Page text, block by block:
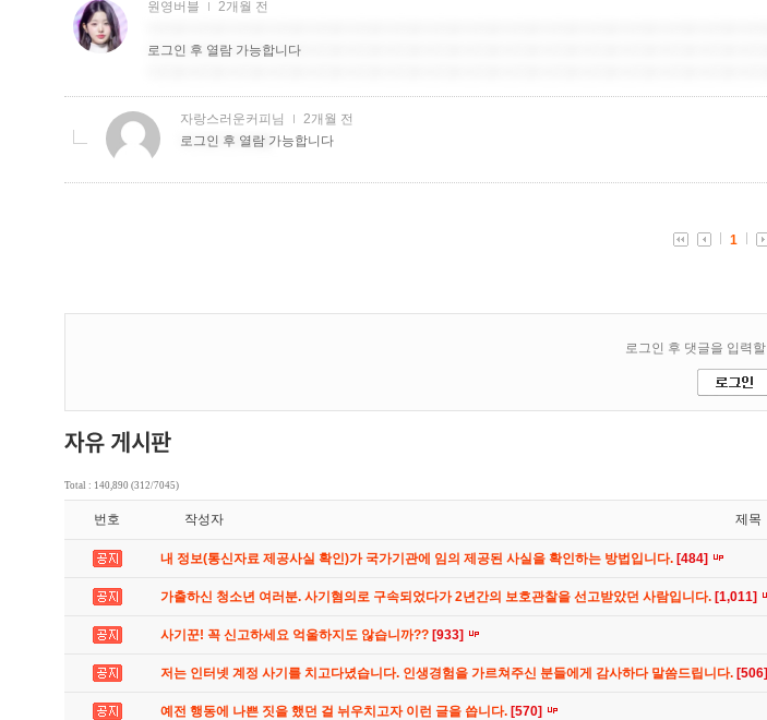
Total : 140,890 (312/7045)
번호 작성자 제목
내 정보(통신자료 제공사실 확인)가 국가기관에 임의 제공된 사실을 확인하는 방법입니다. [484]
가출하신 청소년 여러분. 사기혐의로 구속되었다가 2년간의 보호관찰을 선고받았던 사람입니다. [1,011]
사기꾼! 꼭 신고하세요 억울하지도 않습니까?? [933]
저는 인터넷 계정 사기를 치고다녔습니다. 인생경험을 가르쳐주신 분들에게 감사하다 말씀드립니다. [506]
예전 행동에 나쁜 짓을 했던 걸 뉘우치고자 이런 글을 씁니다. [570]